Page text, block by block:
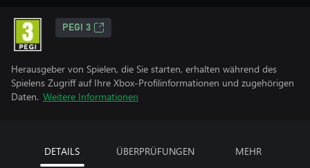
PEGI 3
Herausgeber von Spielen, die Sie starten, erhalten während des
Spielens Zugriff auf Ihre Xbox-Profilinformationen und zugehörigen
Daten. Weitere Informationen
DETAILS ÜBERPRÜFUNGEN MEHR